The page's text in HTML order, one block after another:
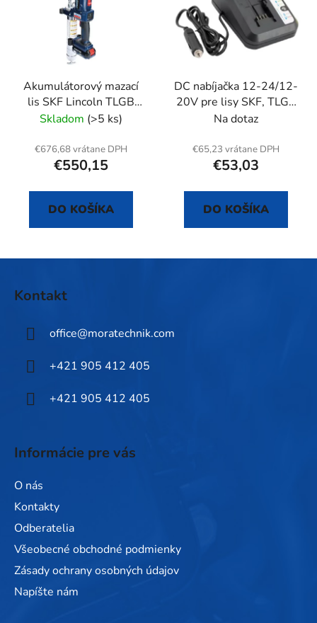
Akumulátorový mazací
lis SKF Lincoln TLGB
1886-E
Skladom (>5 ks)
€676,68 vrátane DPH
€550,15
DO KOŠÍKA
DC nabíjačka 12-24/12-
20V pre lisy SKF, TLGB
1262-E a TLGB 1886-E
Na dotaz
€65,23 vrátane DPH
€53,03
DO KOŠÍKA
Kontakt
office@moratechnik.com
+421 905 412 405
+421 905 412 405
Informácie pre vás
O nás
Kontakty
Odberatelia
Všeobecné obchodné podmienky
Zásady ochrany osobných údajov
Napíšte nám